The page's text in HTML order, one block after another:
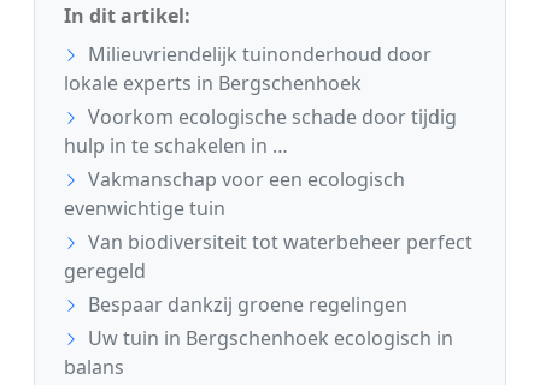
In dit artikel:
Milieuvriendelijk tuinonderhoud door
lokale experts in Bergschenhoek
Voorkom ecologische schade door tijdig
hulp in te schakelen in …
Vakmanschap voor een ecologisch
evenwichtige tuin
Van biodiversiteit tot waterbeheer perfect
geregeld
Bespaar dankzij groene regelingen
Uw tuin in Bergschenhoek ecologisch in
balans